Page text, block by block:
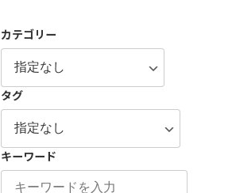
カテゴリー
タグ
キーワード